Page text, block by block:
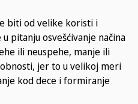
biti od velike koristi i
pitanju osvešćivanje načina
ili neuspehe, manje ili
jer to u velikoj meri
kod dece i formiranje